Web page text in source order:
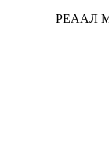
РЕААЛ